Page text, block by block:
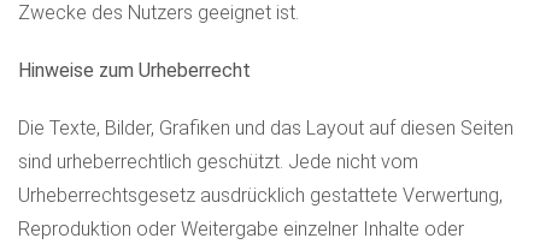
Zwecke des Nutzers geeignet ist.
Hinweise zum Urheberrecht
Die Texte, Bilder, Grafiken und das Layout auf diesen Seiten
sind urheberrechtlich geschützt. Jede nicht vom
Urheberrechtsgesetz ausdrücklich gestattete Verwertung,
Reproduktion oder Weitergabe einzelner Inhalte oder